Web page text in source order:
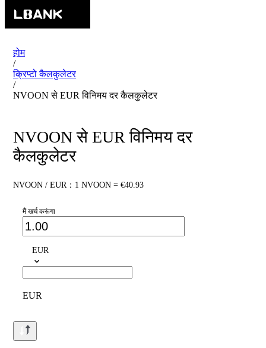
होम
/
क्रिप्टो कैलकुलेटर
/
NVOON से EUR विनिमय दर कैलकुलेटर
NVOON से EUR विनिमय दर
कैलकुलेटर
NVOON / EUR：1 NVOON = €40.93
मैं खर्च करूंगा
EUR
EUR